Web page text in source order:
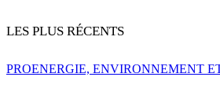
LES PLUS RÉCENTS
PROENERGIE, ENVIRONNEMENT